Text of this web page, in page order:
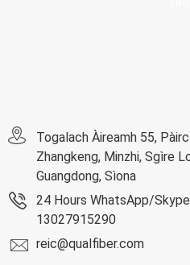
Togalach Àireamh 55,
Zhangkeng, Minzhi, Sgìre
Guangdong, Sìona
24 Hours WhatsApp/
13027915290
reic@qualfiber.com